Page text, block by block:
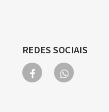
REDES SOCIAIS